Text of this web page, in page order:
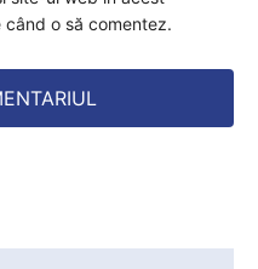
o să comentez.